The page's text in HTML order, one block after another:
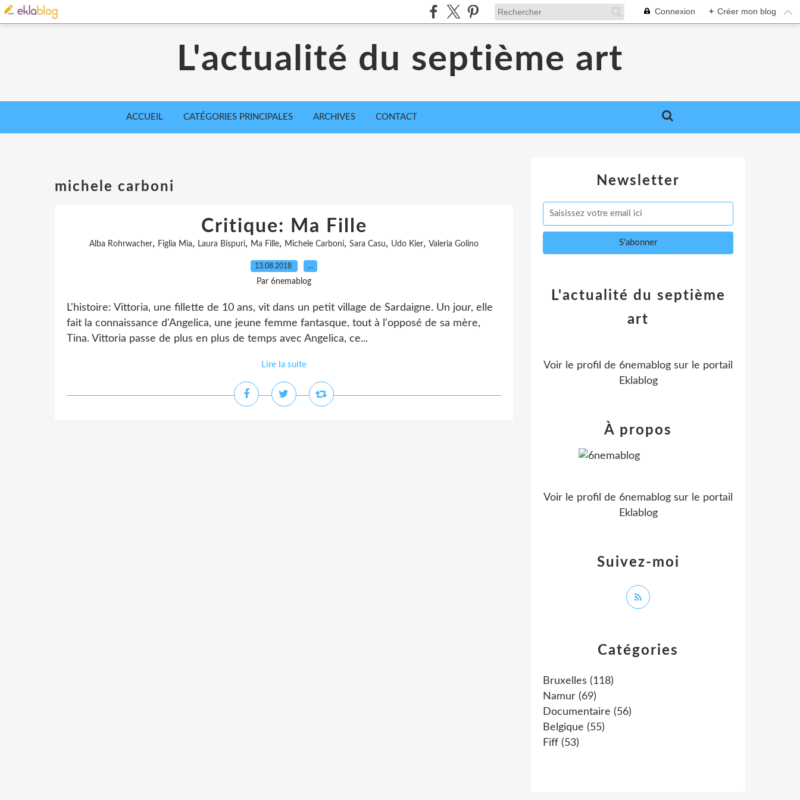
Connexion + Créer mon blog
L'actualité du septième art
ACCUEIL CATÉGORIES PRINCIPALES ARCHIVES CONTACT
michele carboni
Critique: Ma Fille
Alba Rohrwacher, Figlia Mia, Laura Bispuri, Ma Fille, Michele Carboni, Sara Casu, Udo Kier, Valeria Golino
13.08.2018 …
Par 6nemablog
L'histoire: Vittoria, une fillette de 10 ans, vit dans un petit village de Sardaigne. Un jour, elle
fait la connaissance d'Angelica, une jeune femme fantasque, tout à l'opposé de sa mère,
Tina. Vittoria passe de plus en plus de temps avec Angelica, ce...
Lire la suite
Newsletter
Catégories
Bruxelles (118)
Namur (69)
Documentaire (56)
Belgique (55)
Fiff (53)
L'actualité du septième
art
Voir le profil de 6nemablog sur le portail
Eklablog
Suivez-moi
À propos
Voir le profil de 6nemablog sur le portail
Eklablog